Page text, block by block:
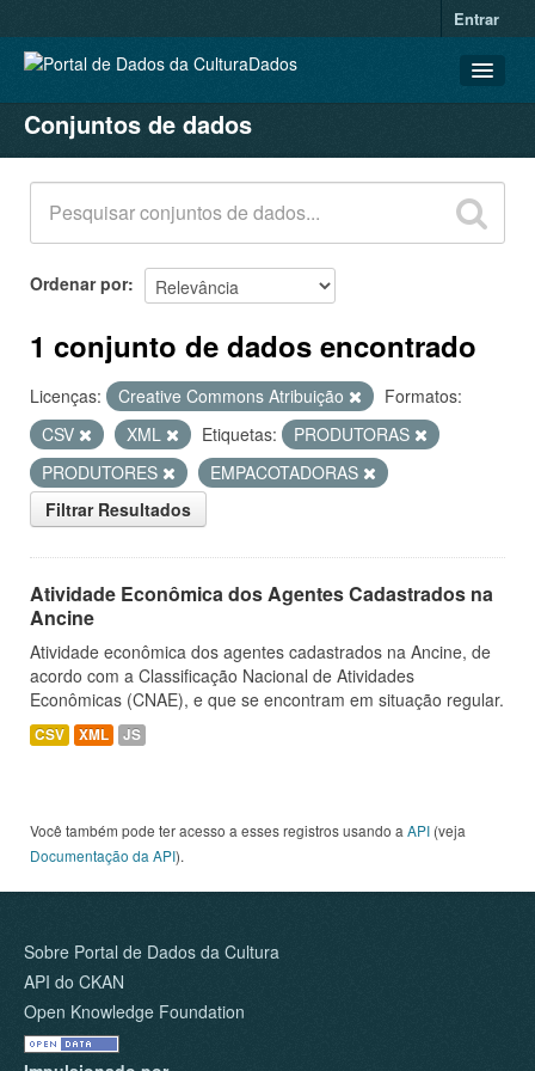
Entrar
CONJUNTOS DE DADOS
ORGANIZAÇÕES
GRUPOS
SOBRE
Conjuntos de dados
Ordenar por
1 conjunto de dados encontrado
Licenças: Creative Commons Atribuição
Formatos:
CSV
XML Etiquetas:
PRODUTORAS
PRODUTORES
EMPACOTADORAS
Filtrar Resultados
Atividade Econômica dos Agentes Cadastrados na
Ancine
Atividade econômica dos agentes cadastrados na Ancine, de
acordo com a Classificação Nacional de Atividades
Econômicas (CNAE), e que se encontram em situação regular.
CSV XML JS
Você também pode ter acesso a esses registros usando a API (veja
Documentação da API).
Sobre Portal de Dados da Cultura
API do CKAN
Open Knowledge Foundation